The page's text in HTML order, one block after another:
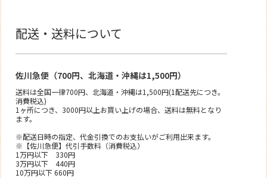
配送・送料について
佐川急便（700円、北海道・沖縄は1,500円）
送料は全国一律700円、北海道・沖縄は1,500円(1配送先につき。
消費税込)
1ヶ所につき、3000円以上お買い上げの場合、送料は無料となり
ます。
※配送日時の指定、代金引換でのお支払いがご利用出来ます。
※【佐川急便】代引手数料（消費税込）
1万円以下 330円
3万円以下 440円
10万円以下 660円